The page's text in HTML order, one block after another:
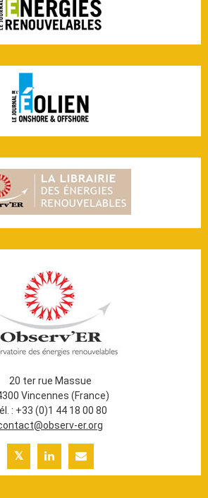
20 ter rue Massue
Vincennes (France)
: +33 (0)1 44 18 00 80
er.org